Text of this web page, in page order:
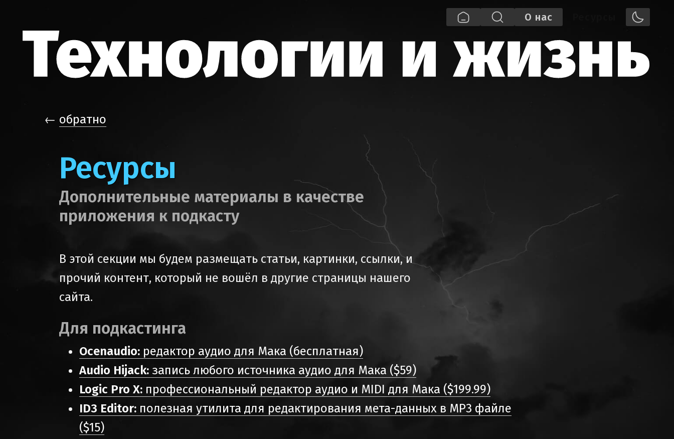
О нас
← обратно
Ресурсы
Дополнительные материалы в качестве
приложения к подкасту
В этой секции мы будем размещать статьи, картинки, ссылки, и
прочий контент, который не вошёл в другие страницы нашего
сайта.
Для подкастинга
Ocenaudio: редактор аудио для Мака (бесплатная)
Audio Hijack: запись любого источника аудио для Мака ($59)
Logic Pro X: профессиональный редактор аудио и MIDI для Мака ($199.99)
ID3 Editor: полезная утилита для редактирования мета-данных в MP3 файле
($15)